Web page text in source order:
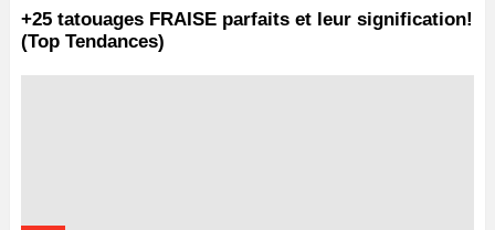
+25 tatouages ​​FRAISE parfaits et leur signification!
(Top Tendances)